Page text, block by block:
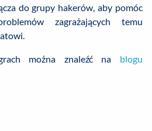
do grupy hakerów, aby pomóc
zagrażających temu
można znaleźć na blogu